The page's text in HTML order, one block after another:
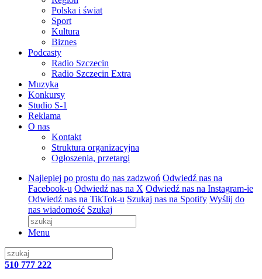
Polska i świat
Sport
Kultura
Biznes
Podcasty
Radio Szczecin
Radio Szczecin Extra
Muzyka
Konkursy
Studio S-1
Reklama
O nas
Kontakt
Struktura organizacyjna
Ogłoszenia, przetargi
Najlepiej po prostu do nas zadzwoń Odwiedź nas na
Facebook-u Odwiedź nas na X Odwiedź nas na Instagram-ie
Odwiedź nas na TikTok-u Szukaj nas na Spotify Wyślij do
nas wiadomość Szukaj
Menu
510 777 222